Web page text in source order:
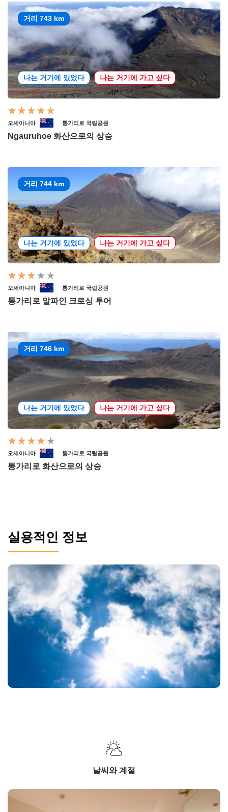
거리 743 km
나는 거기에 있었다 나는 거기에 가고 싶다
오세아니아 통가리로 국립공원
Ngauruhoe 화산으로의 상승
거리 744 km
나는 거기에 있었다 나는 거기에 가고 싶다
오세아니아 통가리로 국립공원
통가리로 알파인 크로싱 투어
거리 746 km
나는 거기에 있었다 나는 거기에 가고 싶다
오세아니아 통가리로 국립공원
통가리로 화산으로의 상승
실용적인 정보
날씨와 계절